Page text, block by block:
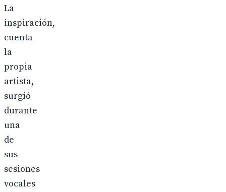
La
inspiración,
cuenta
la
propia
artista,
surgió
durante
una
de
sus
sesiones
vocales